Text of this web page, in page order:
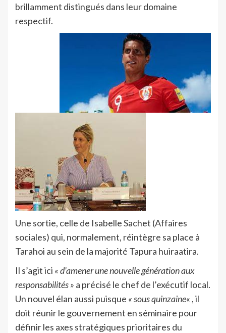
brillamment distingués dans leur domaine
respectif.
Une sortie, celle de Isabelle Sachet (Affaires
sociales) qui, normalement, réintègre sa place à
Tarahoi au sein de la majorité Tapura huiraatira.
Il s’agit ici « d’amener une nouvelle génération aux
responsabilités » a précisé le chef de l’exécutif local.
Un nouvel élan aussi puisque « sous quinzaine« , il
doit réunir le gouvernement en séminaire pour
définir les axes stratégiques prioritaires du